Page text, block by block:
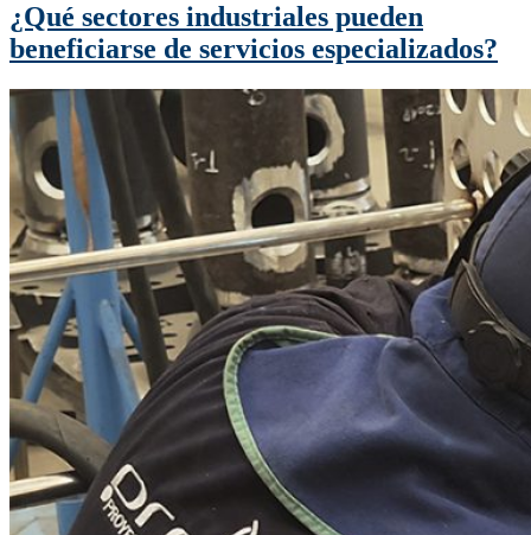
¿Qué sectores industriales pueden
beneficiarse de servicios especializados?